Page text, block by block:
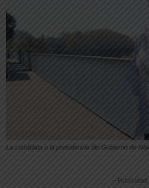
La candidata a la presidencia del Gobierno de
-- Publicidad